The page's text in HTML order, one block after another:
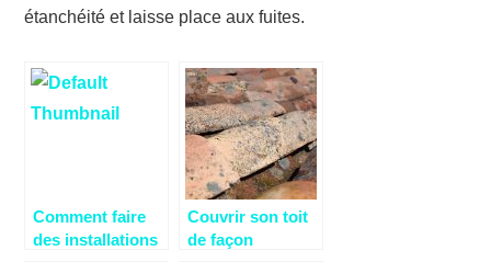
étanchéité et laisse place aux fuites.
Comment faire
des installations
Couvrir son toit
de façon